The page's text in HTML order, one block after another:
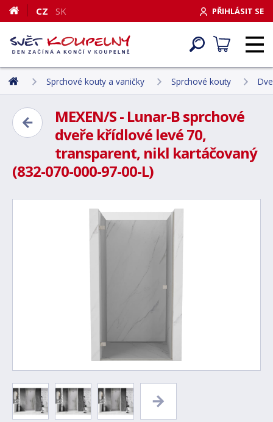
PŘIHLÁSIT SE
CZ SK
Sprchové kouty a vaničky Sprchové kouty
MEXEN/S - Lunar-B sprchové
dveře křídlové levé 70,
transparent, nikl kartáčovaný
(832-070-000-97-00-L)